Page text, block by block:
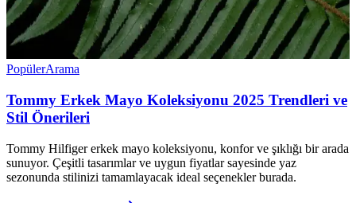
PopülerArama
Tommy Erkek Mayo Koleksiyonu 2025 Trendleri ve
Stil Önerileri
Tommy Hilfiger erkek mayo koleksiyonu, konfor ve şıklığı bir arada
sunuyor. Çeşitli tasarımlar ve uygun fiyatlar sayesinde yaz
sezonunda stilinizi tamamlayacak ideal seçenekler burada.